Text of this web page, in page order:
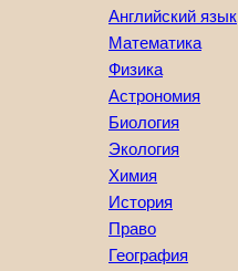
Английский язык
Математика
Физика
Астрономия
Биология
Экология
Химия
История
Право
География